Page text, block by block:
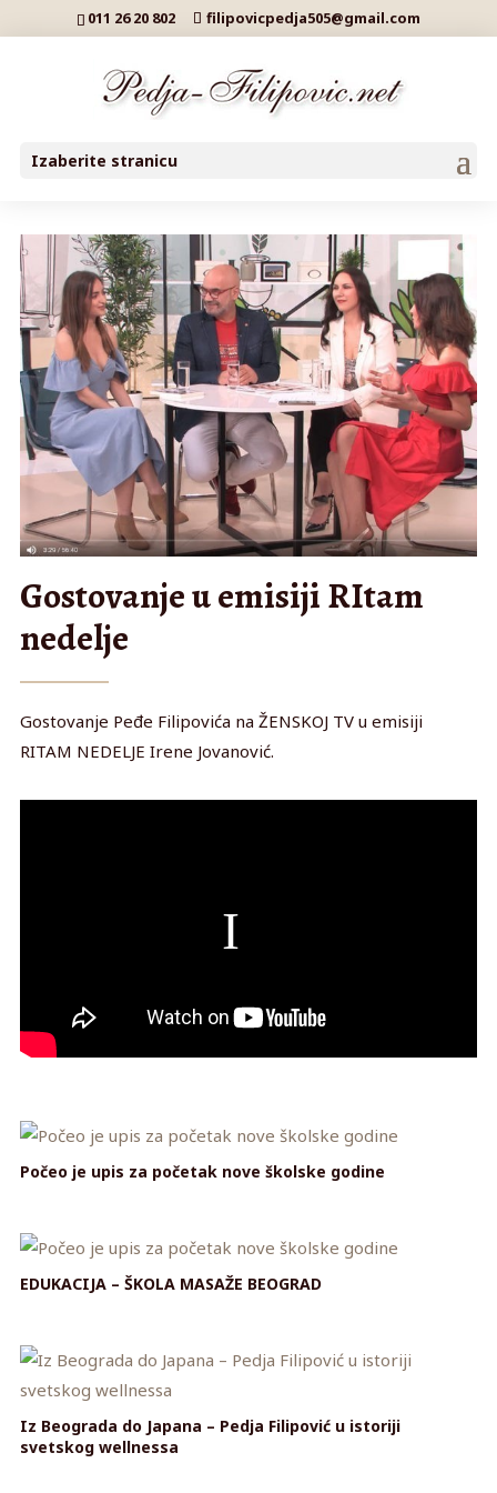
011 26 20 802 filipovicpedja505@gmail.com
Izaberite stranicu
Gostovanje u emisiji RItam
nedelje
Gostovanje Peđe Filipovića na ŽENSKOJ TV u emisiji
RITAM NEDELJE Irene Jovanović.
Počeo je upis za početak nove školske godine
EDUKACIJA – ŠKOLA MASAŽE BEOGRAD
Iz Beograda do Japana – Pedja Filipović u istoriji
svetskog wellnessa